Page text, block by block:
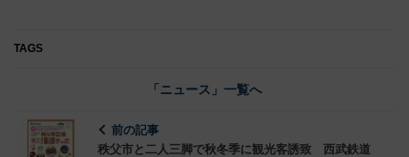
TAGS
「ニュース」一覧へ
前の記事
秩父市と二人三脚で秋冬季に観光客誘致 西武鉄道